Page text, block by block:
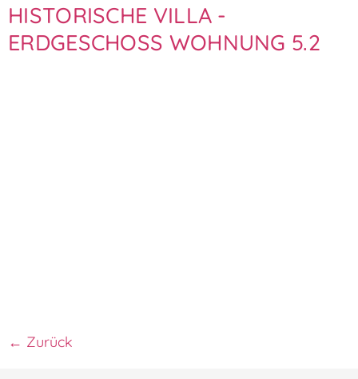
HISTORISCHE VILLA -
ERDGESCHOSS WOHNUNG 5.2
← Zurück